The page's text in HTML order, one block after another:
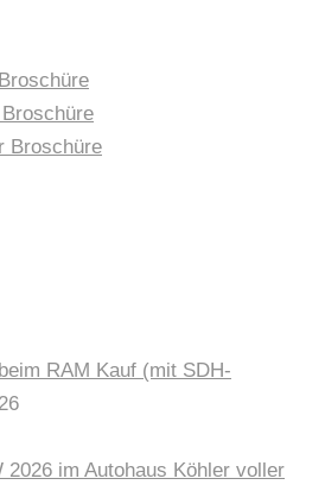
Broschüre
RAM Kauf (mit SDH-
2026 im Autohaus Köhler voller